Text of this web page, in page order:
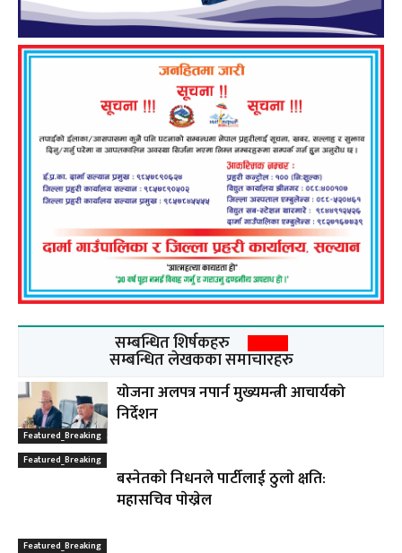
सम्बन्धित शिर्षकहरु
सम्बन्धित लेखकका समाचारहरु
Featured_Breaking
योजना अलपत्र नपार्न मुख्यमन्त्री आचार्यको
निर्देशन
Featured_Breaking
बस्नेतकाे निधनले पार्टीलाई ठुलाे क्षति:
महासचिव पाेख्रेल
Featured_Breaking